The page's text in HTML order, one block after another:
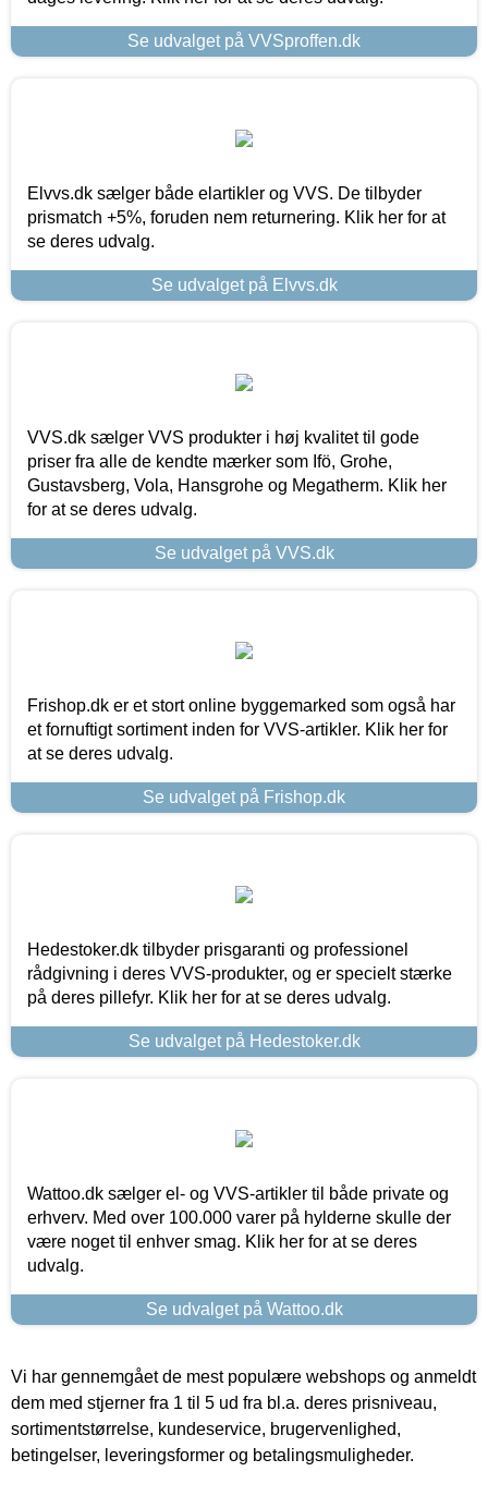
Se udvalget på VVSproffen.dk
Elvvs.dk sælger både elartikler og VVS. De tilbyder
prismatch +5%, foruden nem returnering. Klik her for at
se deres udvalg.
Se udvalget på Elvvs.dk
VVS.dk sælger VVS produkter i høj kvalitet til gode
priser fra alle de kendte mærker som Ifö, Grohe,
Gustavsberg, Vola, Hansgrohe og Megatherm. Klik her
for at se deres udvalg.
Se udvalget på VVS.dk
Frishop.dk er et stort online byggemarked som også har
et fornuftigt sortiment inden for VVS-artikler. Klik her for
at se deres udvalg.
Se udvalget på Frishop.dk
Hedestoker.dk tilbyder prisgaranti og professionel
rådgivning i deres VVS-produkter, og er specielt stærke
på deres pillefyr. Klik her for at se deres udvalg.
Se udvalget på Hedestoker.dk
Wattoo.dk sælger el- og VVS-artikler til både private og
erhverv. Med over 100.000 varer på hylderne skulle der
være noget til enhver smag. Klik her for at se deres
udvalg.
Se udvalget på Wattoo.dk
Vi har gennemgået de mest populære webshops og anmeldt
dem med stjerner fra 1 til 5 ud fra bl.a. deres prisniveau,
sortimentstørrelse, kundeservice, brugervenlighed,
betingelser, leveringsformer og betalingsmuligheder.